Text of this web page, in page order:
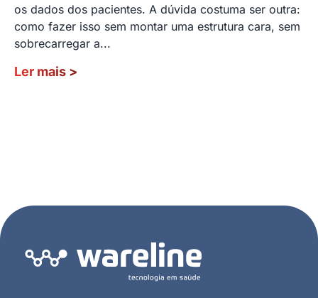
os dados dos pacientes. A dúvida costuma ser outra:
como fazer isso sem montar uma estrutura cara, sem
sobrecarregar a...
Ler mais >